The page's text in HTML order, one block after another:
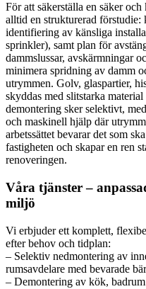
För att säkerställa en säker
alltid en strukturerad förstudie:
identifiering av känsliga
sprinkler), samt plan för
dammslussar, avskärmningar
minimera spridning av damm
utrymmen. Golv, glaspartier,
skyddas med slitstarka
demontering sker selektivt,
och maskinell hjälp där
arbetssättet bevarar det som
fastigheten och skapar en ren
renoveringen.
Våra tjänster –
miljö
Vi erbjuder ett komplett,
efter behov och tidplan:
– Selektiv nedmontering av
rumsavdelare med bevarade
– Demontering av kök,